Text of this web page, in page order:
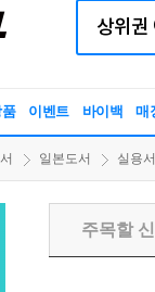
이벤트 바이백 매
일본도서 실용서
주목할